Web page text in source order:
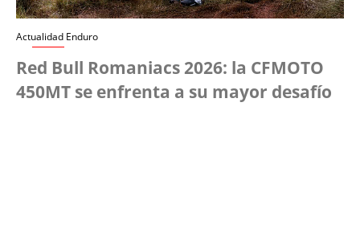
Actualidad Enduro
Red Bull Romaniacs 2026: la CFMOTO
450MT se enfrenta a su mayor desafío